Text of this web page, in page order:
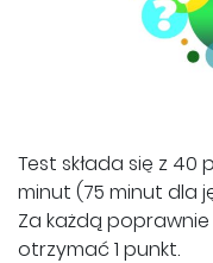
Test składa się z
minut (75 minut dla
Za każdą
otrzymać 1 punkt.